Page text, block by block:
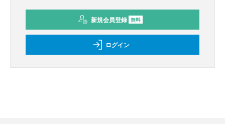
新規会員登録 無料
ログイン